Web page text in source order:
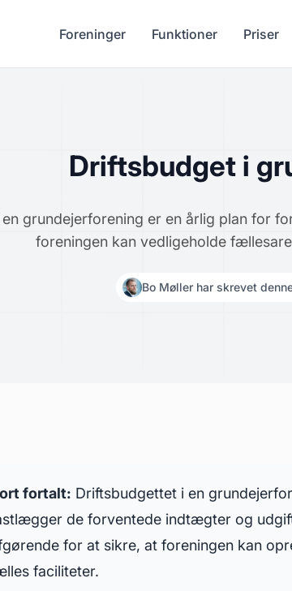
Foreninger Funktioner Priser
Driftsbudget i
grundejerforening er en årlig plan for
foreningen kan vedligeholde
Bo Møller har skrevet
fortalt: Driftsbudgettet i en
de forventede indtægter og
for at sikre, at foreningen kan
faciliteter.